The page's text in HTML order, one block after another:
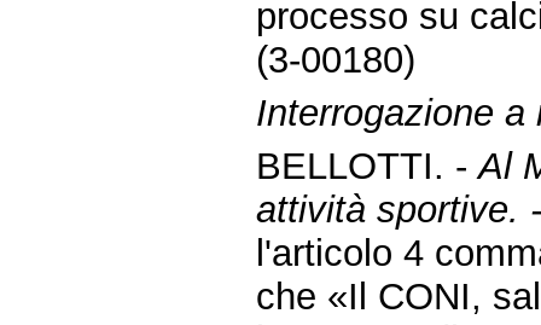
processo su
(3-00180)
Interrogazione
BELLOTTI. -Al
attività sportive.
l'articolo 4
che «Il CONI,